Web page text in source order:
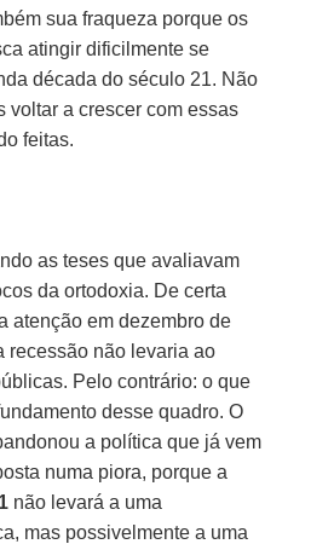
sua fraqueza porque os
atingir dificilmente se
década do século 21. Não
voltar a crescer com essas
feitas.
as teses que avaliavam
da ortodoxia. De certa
atenção em dezembro de
recessão não levaria ao
Pelo contrário: o que
desse quadro. O
a política que já vem
numa piora, porque a
não levará a uma
mas possivelmente a uma